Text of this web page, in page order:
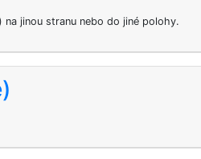
jinou stranu nebo do jiné polohy.